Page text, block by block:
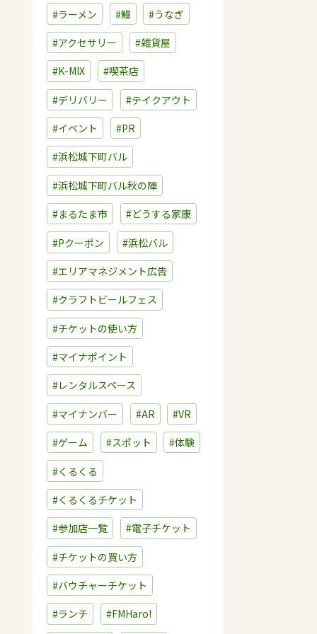
#ラーメン #鰻 #うなぎ
#アクセサリー #雑貨屋
#K-MIX #喫茶店
#デリバリー #テイクアウト
#イベント #PR
#浜松城下町バル
#浜松城下町バル秋の陣
#まるたま市 #どうする家康
#Pクーポン #浜松バル
#エリアマネジメント広告
#クラフトビールフェス
#チケットの使い方
#マイナポイント
#レンタルスペース
#マイナンバー #AR #VR
#ゲーム #スポット #体験
#くるくる
#くるくるチケット
#参加店一覧 #電子チケット
#チケットの買い方
#バウチャーチケット
#ランチ #FMHaro!